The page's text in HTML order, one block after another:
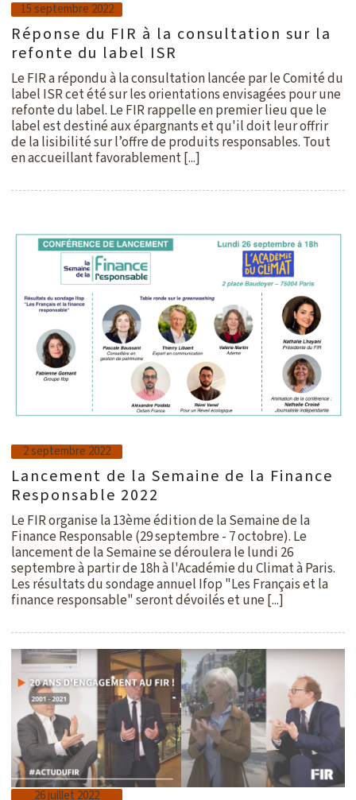
15 septembre 2022
Réponse du FIR à la consultation sur la
refonte du label ISR
Le FIR a répondu à la consultation lancée par le Comité du
label ISR cet été sur les orientations envisagées pour une
refonte du label. Le FIR rappelle en premier lieu que le
label est destiné aux épargnants et qu'il doit leur offrir
de la lisibilité sur l’offre de produits responsables. Tout
en accueillant favorablement [...]
2 septembre 2022
Lancement de la Semaine de la Finance
Responsable 2022
Le FIR organise la 13ème édition de la Semaine de la
Finance Responsable (29 septembre - 7 octobre). Le
lancement de la Semaine se déroulera le lundi 26
septembre à partir de 18h à l'Académie du Climat à Paris.
Les résultats du sondage annuel Ifop "Les Français et la
finance responsable" seront dévoilés et une [...]
26 juillet 2022